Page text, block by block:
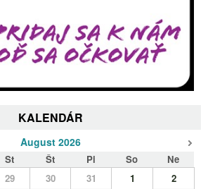
KALENDÁR
August 2026
St Št Pi So
Ne
29 30 31 1
2